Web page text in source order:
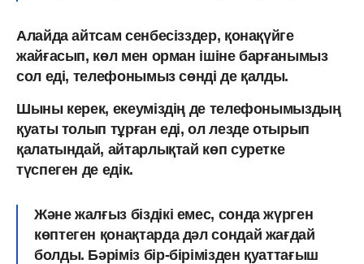
Алайда айтсам сенбесізздер, қонақүйге
жайғасып, көл мен орман ішіне барғанымыз
сол еді, телефонымыз сөнді де қалды.
Шыны керек, екеуміздің де телефонымыздың
қуаты толып тұрған еді, ол лезде отырып
қалатындай, айтарлықтай көп суретке
түспеген де едік.
Және жалғыз біздікі емес, сонда жүрген
көптеген қонақтарда дәл сондай жағдай
болды. Бәріміз бір-бірімізден қуаттағыш